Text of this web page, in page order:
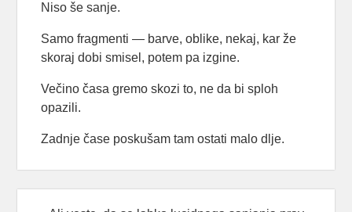
Niso še sanje.
Samo fragmenti — barve, oblike, nekaj, kar že
skoraj dobi smisel, potem pa izgine.
Večino časa gremo skozi to, ne da bi sploh
opazili.
Zadnje čase poskušam tam ostati malo dlje.
Samo opazujem, kaj se pojavi — in kaj se zgodi,
če ne zaspim takoj.